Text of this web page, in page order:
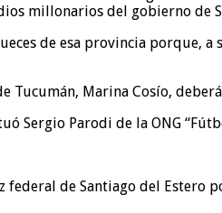
millonarios del gobierno de
de esa provincia porque,
Tucumán, Marina Cosío,
Sergio Parodi de la ONG
federal de Santiago del